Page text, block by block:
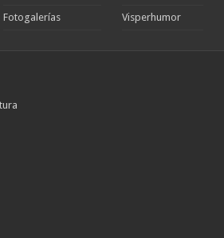
Fotogalerías Visperhumor